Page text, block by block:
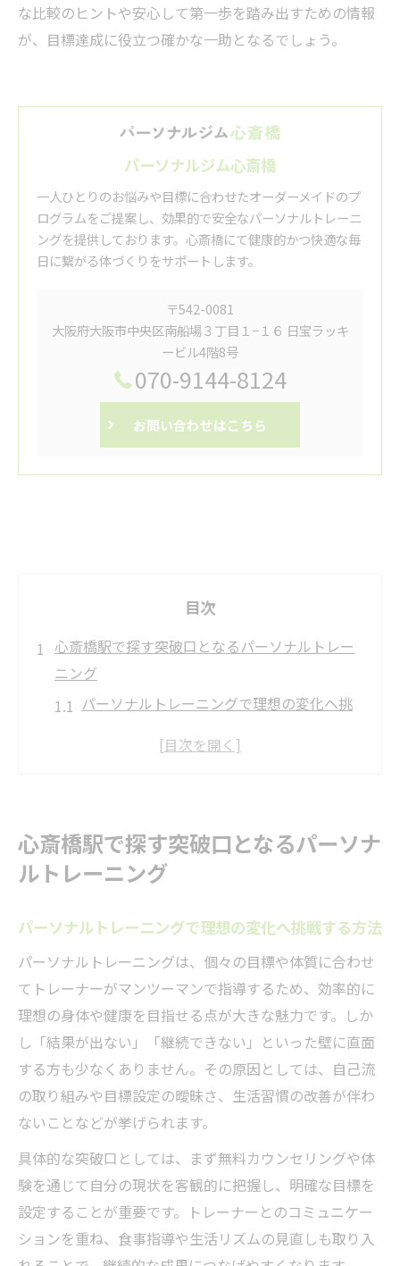
な比較のヒントや安心して第一歩を踏み出すための情報
が、目標達成に役立つ確かな一助となるでしょう。
パーソナルジム心斎橋
一人ひとりのお悩みや目標に合わせたオーダーメイドのプ
ログラムをご提案し、効果的で安全なパーソナルトレーニ
ングを提供しております。心斎橋にて健康的かつ快適な毎
日に繋がる体づくりをサポートします。
〒542-0081
大阪府大阪市中央区南船場３丁目１−１６ 日宝ラッキ
ービル4階8号
070-9144-8124
お問い合わせはこちら
目次
心斎橋駅で探す突破口となるパーソナルトレー
ニング
パーソナルトレーニングで理想の変化へ挑
心斎橋駅近くで見つかる突破口の特徴とは
びのコツ
初めてでも安心できるパーソナルトレーニ
ジム選びで重視したい突破口になる視点と
は
理想に近づく女性向けパーソナルトレーニング
の選び方
女性に合うパーソナルトレーニング選定の
ポイント
理想に近づくためのトレーナー選びの基準
心斎橋駅周辺で女性専用ジムを選ぶメリッ
ト
パーソナルトレーニングがかなえる女性の
目標
実際に通った女性のパーソナルトレーニン
心斎橋駅で探す突破口となるパーソナ
ルトレーニング
パーソナルトレーニングで理想の変化へ挑戦する方法
パーソナルトレーニングは、個々の目標や体質に合わせ
てトレーナーがマンツーマンで指導するため、効率的に
理想の身体や健康を目指せる点が大きな魅力です。しか
し「結果が出ない」「継続できない」といった壁に直面
する方も少なくありません。その原因としては、自己流
の取り組みや目標設定の曖昧さ、生活習慣の改善が伴わ
ないことなどが挙げられます。
具体的な突破口としては、まず無料カウンセリングや体
験を通じて自分の現状を客観的に把握し、明確な目標を
設定することが重要です。トレーナーとのコミュニケー
ションを重ね、食事指導や生活リズムの見直しも取り入